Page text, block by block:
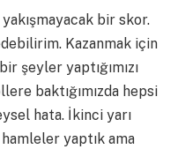
bir skor.
Kazanmak için
şeyler yaptığımızı
baktığımızda hepsi
hata. İkinci yarı
yaptık ama